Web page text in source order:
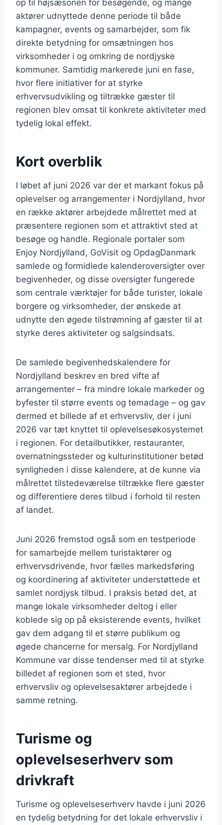
op til højsæsonen for besøgende, og mange
aktører udnyttede denne periode til både
kampagner, events og samarbejder, som fik
direkte betydning for omsætningen hos
virksomheder i og omkring de nordjyske
kommuner. Samtidig markerede juni en fase,
hvor flere initiativer for at styrke
erhvervsudvikling og tiltrække gæster til
regionen blev omsat til konkrete aktiviteter med
tydelig lokal effekt.
Kort overblik
I løbet af juni 2026 var der et markant fokus på
oplevelser og arrangementer i Nordjylland, hvor
en række aktører arbejdede målrettet med at
præsentere regionen som et attraktivt sted at
besøge og handle. Regionale portaler som
Enjoy Nordjylland, GoVisit og OpdagDanmark
samlede og formidlede kalenderoversigter over
begivenheder, og disse oversigter fungerede
som centrale værktøjer for både turister, lokale
borgere og virksomheder, der ønskede at
udnytte den øgede tilstrømning af gæster til at
styrke deres aktiviteter og salgsindsats.
De samlede begivenhedskalendere for
Nordjylland beskrev en bred vifte af
arrangementer – fra mindre lokale markeder og
byfester til større events og temadage – og gav
dermed et billede af et erhvervsliv, der i juni
2026 var tæt knyttet til oplevelsesøkosystemet
i regionen. For detailbutikker, restauranter,
overnatningssteder og kulturinstitutioner betød
synligheden i disse kalendere, at de kunne via
målrettet tilstedeværelse tiltrække flere gæster
og differentiere deres tilbud i forhold til resten
af landet.
Juni 2026 fremstod også som en testperiode
for samarbejde mellem turistaktører og
erhvervsdrivende, hvor fælles markedsføring
og koordinering af aktiviteter understøttede et
samlet nordjysk tilbud. I praksis betød det, at
mange lokale virksomheder deltog i eller
koblede sig op på eksisterende events, hvilket
gav dem adgang til et større publikum og
øgede chancerne for mersalg. For Nordjylland
Kommune var disse tendenser med til at styrke
billedet af regionen som et sted, hvor
erhvervsliv og oplevelsesaktører arbejdede i
samme retning.
Turisme og
oplevelseserhverv som
drivkraft
Turisme og oplevelseserhverv havde i juni 2026
en tydelig betydning for det lokale erhvervsliv i